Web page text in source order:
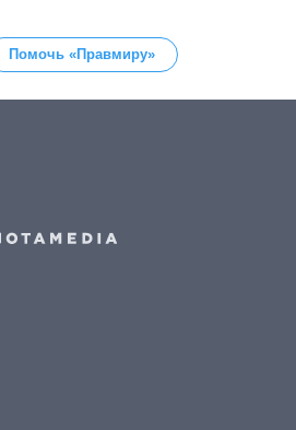
Помочь «Правмиру»